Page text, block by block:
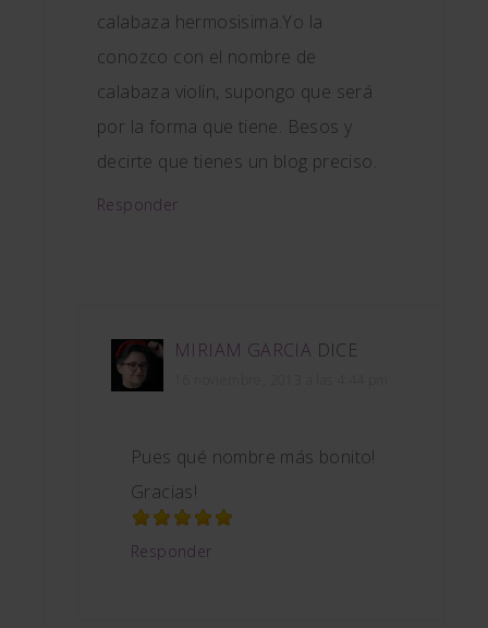
calabaza hermosisima.Yo la
conozco con el nombre de
calabaza violin, supongo que será
por la forma que tiene. Besos y
decirte que tienes un blog preciso.
Responder
MIRIAM GARCIA DICE
Pues qué nombre más bonito!
Gracias!
Responder